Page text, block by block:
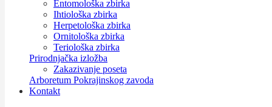
Entomološka zbirka
Ihtiološka zbirka
Herpetološka zbirka
Ornitološka zbirka
Teriološka zbirka
Prirodnjačka izložba
Zakazivanje poseta
Arboretum Pokrajinskog zavoda
Kontakt